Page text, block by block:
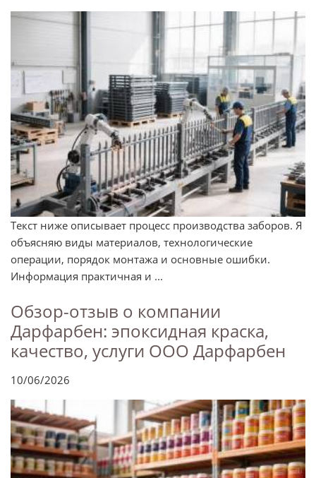
Текст ниже описывает процесс производства заборов. Я
объясняю виды материалов, технологические
операции, порядок монтажа и основные ошибки.
Информация практичная и ...
Обзор-отзыв о компании
Дарфарбен: эпоксидная краска,
качество, услуги ООО Дарфарбен
10/06/2026